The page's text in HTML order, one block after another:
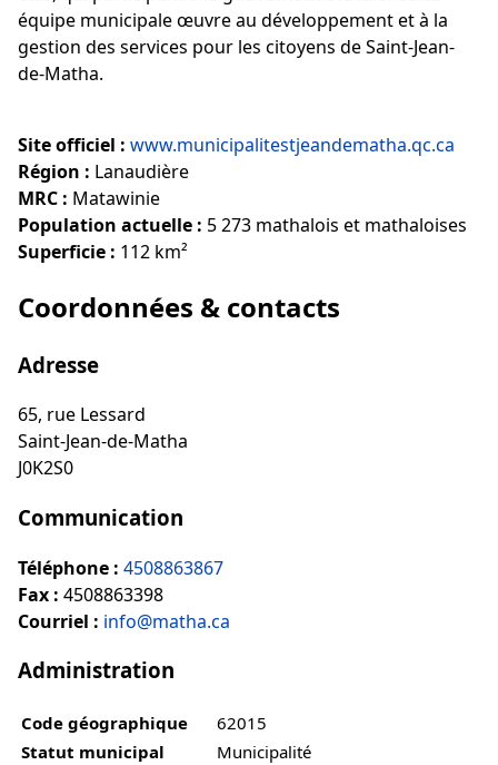
équipe municipale œuvre au développement et à la
gestion des services pour les citoyens de Saint-Jean-
de-Matha.
Site officiel : www.municipalitestjeandematha.qc.ca
Région : Lanaudière
MRC : Matawinie
Population actuelle : 5 273 mathalois et mathaloises
Superficie : 112 km²
Coordonnées & contacts
Adresse
65, rue Lessard
Saint-Jean-de-Matha
J0K2S0
Communication
Téléphone : 4508863867
Fax : 4508863398
Courriel : info@matha.ca
Administration
Code géographique
62015
Statut municipal
Municipalité